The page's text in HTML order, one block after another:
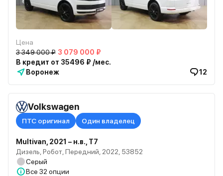
Цена
3 349 000 ₽ 3 079 000 ₽
В кредит от 35496 ₽ /мес.
Воронеж
12
Volkswagen
ПТС оригинал Один владелец
Multivan, 2021 – н.в., T7
Дизель, Робот, Передний, 2022, 53852
Серый
Все 32 опции